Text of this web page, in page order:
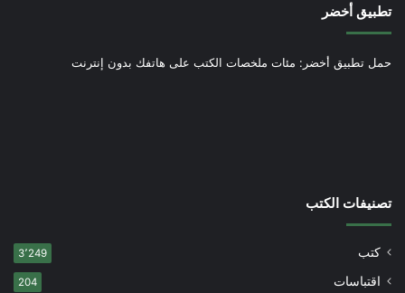
تطبيق أخضر
حمل تطبيق أخضر: مئات ملخصات الكتب على هاتفك بدون إنترنت
تصنيفات الكتب
كتب 3٬249
اقتباسات 204